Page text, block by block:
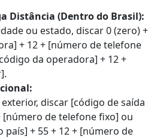
Distância (Dentro do Brasil):
ou estado, discar 0 (zero) +
+ 12 + [número de telefone
da operadora] + 12 +
discar [código de saída
[número de telefone fixo] ou
país] + 55 + 12 + [número de